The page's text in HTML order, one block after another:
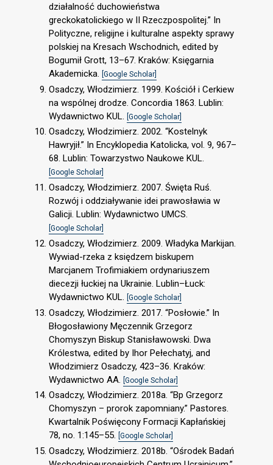
działalność duchowieństwa
greckokatolickiego w II Rzeczpospolitej.” In
Polityczne, religijne i kulturalne aspekty sprawy
polskiej na Kresach Wschodnich, edited by
Bogumił Grott, 13–67. Kraków: Księgarnia
Akademicka. [Google Scholar]
Osadczy, Włodzimierz. 1999. Kościół i Cerkiew
na wspólnej drodze. Concordia 1863. Lublin:
Wydawnictwo KUL.
[Google Scholar]
Osadczy, Włodzimierz. 2002. “Kostelnyk
Hawryjił.” In Encyklopedia Katolicka, vol. 9, 967–
68. Lublin: Towarzystwo Naukowe KUL.
[Google Scholar]
Osadczy, Włodzimierz. 2007. Święta Ruś.
Rozwój i oddziaływanie idei prawosławia w
Galicji. Lublin: Wydawnictwo UMCS.
[Google Scholar]
Osadczy, Włodzimierz. 2009. Władyka Markijan.
Wywiad-rzeka z księdzem biskupem
Marcjanem Trofimiakiem ordynariuszem
diecezji łuckiej na Ukrainie. Lublin–Łuck:
Wydawnictwo KUL. [Google Scholar]
Osadczy, Włodzimierz. 2017. “Posłowie.” In
Błogosławiony Męczennik Grzegorz
Chomyszyn Biskup Stanisławowski. Dwa
Królestwa, edited by Ihor Pełechatyj, and
Włodzimierz Osadczy, 423–36. Kraków:
Wydawnictwo AA.
[Google Scholar]
Osadczy, Włodzimierz. 2018a. “Bp Grzegorz
Chomyszyn – prorok zapomniany.” Pastores.
Kwartalnik Poświęcony Formacji Kapłańskiej
78, no. 1:145–55. [Google Scholar]
Osadczy, Włodzimierz. 2018b. “Ośrodek Badań